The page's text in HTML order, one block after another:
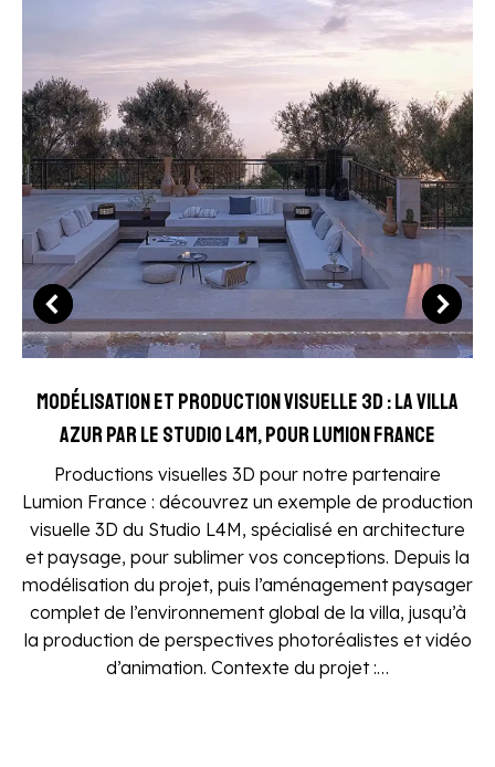
Modélisation et production visuelle 3D : la Villa
Azur par le Studio L4M, pour Lumion France
Productions visuelles 3D pour notre partenaire
Lumion France : découvrez un exemple de production
visuelle 3D du Studio L4M, spécialisé en architecture
et paysage, pour sublimer vos conceptions. Depuis la
modélisation du projet, puis l’aménagement paysager
complet de l’environnement global de la villa, jusqu’à
la production de perspectives photoréalistes et vidéo
d’animation. Contexte du projet :…